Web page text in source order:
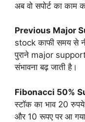
अब वो सपोर्ट का काम
Previous Major
stock काफी समय से
पुराने major
संभावना बढ़ जाती है।
Fibonacci 50%
स्टॉक का भाव 20
और 10 रूपए पर आ गया